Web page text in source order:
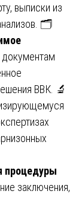
выписки из
🗂️
ВВК. 🔬
процедуры
заключения,